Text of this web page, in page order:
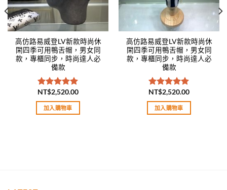
高仿路易威登LV新款時尚休
閑四季可用鴨舌帽，男女同
款，專櫃同步，時尚達人必
備款
評分5.00
滿分 5
NT$2,520.00
加入購物車
高仿路易威登LV新款時尚休
閑四季可用鴨舌帽，男女同
款，專櫃同步，時尚達人必
備款
評分5.00
滿分 5
NT$2,520.00
加入購物車